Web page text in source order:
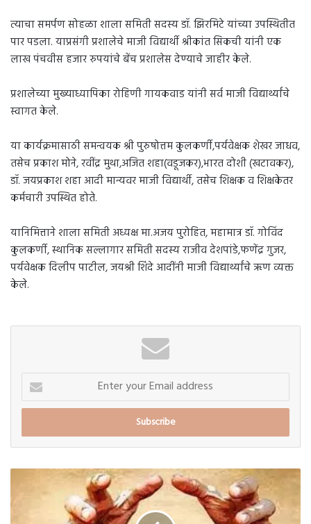
त्याचा समर्पण सोहळा शाला समिती सदस्य डॉ. झिरमिटे यांच्या उपस्थितीत
पार पडला. याप्रसंगी प्रशालेचे माजी विद्यार्थी श्रीकांत सिकची यांनी एक
लाख पंचवीस हजार रुपयांचे बेंच प्रशालेस देण्याचे जाहीर केले.
प्रशालेच्या मुख्याध्यापिका रोहिणी गायकवाड यांनी सर्व माजी विद्यार्थ्यांचे
स्वागत केले.
या कार्यक्रमासाठी समन्वयक श्री पुरुषोत्तम कुलकर्णी,पर्यवेक्षक शेखर जाधव,
तसेच प्रकाश मोने, रवींद्र मुथा,अजित शहा(वडूजकर),भारत दोशी (खटावकर),
डॉ. जयप्रकाश शहा आदी मान्यवर माजी विद्यार्थी, तसेच शिक्षक व शिक्षकेतर
कर्मचारी उपस्थित होते.
यानिमित्ताने शाला समिती अध्यक्ष मा.अजय पुरोहित, महामात्र डॉ. गोविंद
कुलकर्णी, स्थानिक सल्लागार समिती सदस्य राजीव देशपांडे,फणेंद्र गुजर,
पर्यवेक्षक दिलीप पाटील, जयश्री शिंदे आदींनी माजी विद्यार्थ्यांचे ऋण व्यक्त
केले.
Enter
your
Email